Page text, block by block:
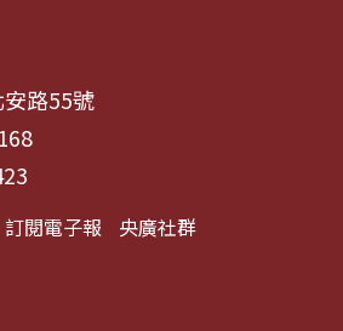
路55號
訂閱電子報 央廣社群